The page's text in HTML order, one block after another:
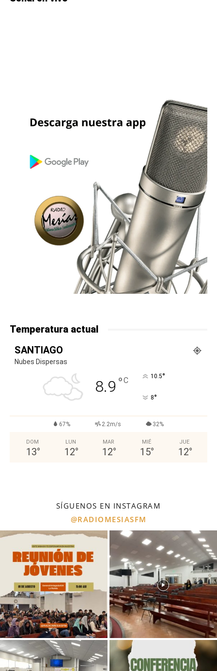
Temperatura actual
SANTIAGO
Nubes Dispersas
8.9 °C 10.5°
8°
67% 2.2m/s 32%
DOM
13°
LUN
12°
MAR
12°
MIÉ
15°
JUE
12°
SÍGUENOS EN INSTAGRAM
@RADIOMESIASFM